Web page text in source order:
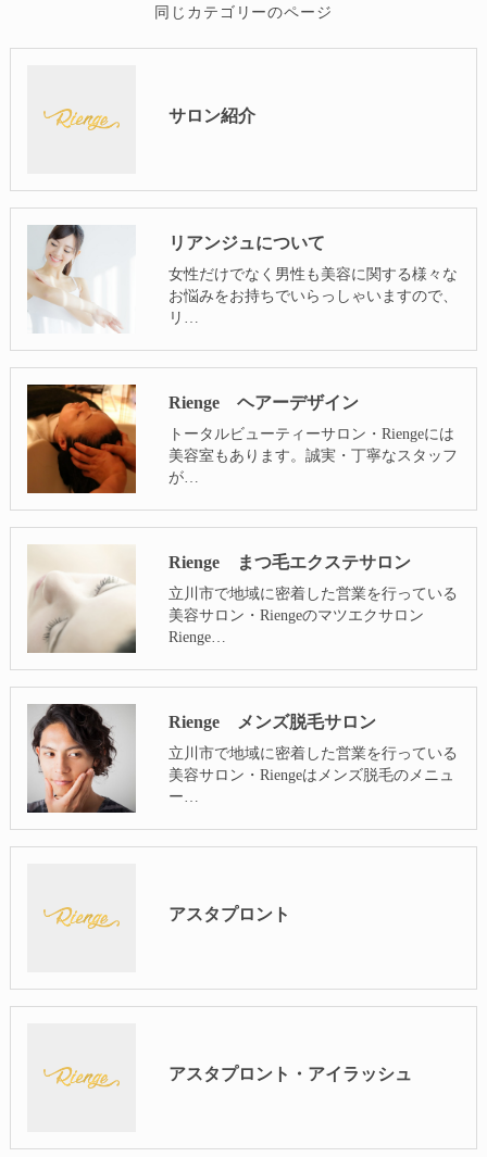
同じカテゴリーのページ
サロン紹介
リアンジュについて
女性だけでなく男性も美容に関する様々な
お悩みをお持ちでいらっしゃいますので、
リ…
Rienge ヘアーデザイン
トータルビューティーサロン・Riengeには
美容室もあります。誠実・丁寧なスタッフ
が…
Rienge まつ毛エクステサロン
立川市で地域に密着した営業を行っている
美容サロン・Riengeのマツエクサロン
Rienge…
Rienge メンズ脱毛サロン
立川市で地域に密着した営業を行っている
美容サロン・Riengeはメンズ脱毛のメニュ
ー…
アスタプロント
アスタプロント・アイラッシュ